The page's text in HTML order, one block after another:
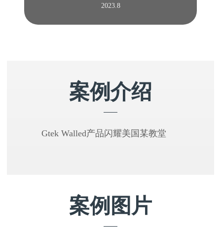
2023.8
案例介绍
Gtek Walled产品闪耀美国某教堂
案例图片